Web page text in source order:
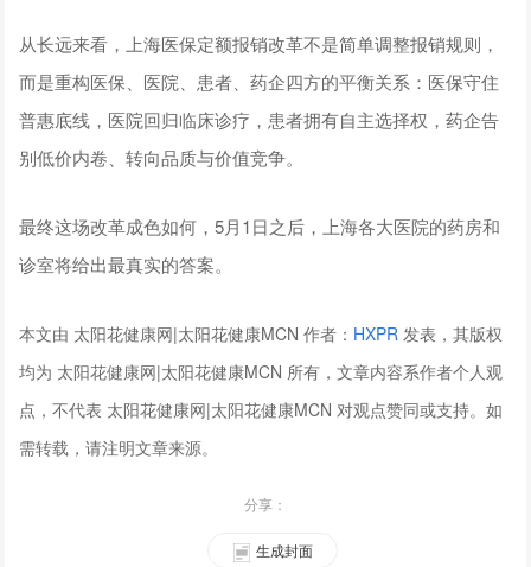
从长远来看，上海医保定额报销改革不是简单调整报销规则，
而是重构医保、医院、患者、药企四方的平衡关系：医保守住
普惠底线，医院回归临床诊疗，患者拥有自主选择权，药企告
别低价内卷、转向品质与价值竞争。
最终这场改革成色如何，5月1日之后，上海各大医院的药房和
诊室将给出最真实的答案。
本文由 太阳花健康网|太阳花健康MCN 作者： HXPR 发表，其版权
均为 太阳花健康网|太阳花健康MCN 所有，文章内容系作者个人观
点，不代表 太阳花健康网|太阳花健康MCN 对观点赞同或支持。如
需转载，请注明文章来源。
分享：
生成封面